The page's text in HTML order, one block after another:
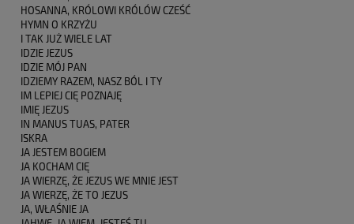
HOSANNA, KRÓLOWI KRÓLÓW CZEŚĆ
HYMN O KRZYŻU
I TAK JUŻ WIELE LAT
IDZIE JEZUS
IDZIE MÓJ PAN
IDZIEMY RAZEM, NASZ BÓL I TY
IM LEPIEJ CIĘ POZNAJĘ
IMIĘ JEZUS
IN MANUS TUAS, PATER
ISKRA
JA JESTEM BOGIEM
JA KOCHAM CIĘ
JA WIERZĘ, ŻE JEZUS WE MNIE JEST
JA WIERZĘ, ŻE TO JEZUS
JA, WŁAŚNIE JA